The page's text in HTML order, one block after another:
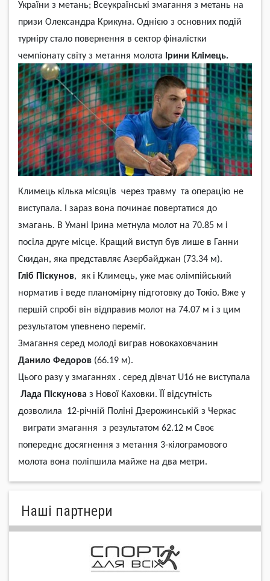
України з метань; Всеукраїнські змагання з метань на
призи Олександра Крикуна. Однією з основних подій
турніру стало повернення в сектор фіналістки
чемпіонату світу з метання молота
Ірини Клімець.
Климець кілька місяців через травму та операцію не
виступала.
зараз вона починає повертатися до
змагань. В Умані Ірина метнула молот на 70.85 м і
посіла друге місце. Кращий виступ був лише в Ганни
Скидан, яка представляє Азербайджан (73.34 м).
Гліб Піскунов, як і Климець, уже має олімпійський
норматив і веде планомірну підготовку до Токіо. Вже у
першій спробі він відправив молот на 74.07 м і з цим
результатом упевнено переміг.
Змагання серед молоді виграв новокаховчанин
Данило Федоров (66.19 м).
Цього разу у змаганнях . серед дівчат U16 не виступала
Лада Піскунова з Нової Каховки. ЇЇ відсутність
дозволила 12-річній Поліні Дзерожинській з Черкас
виграти змагання з результатом 62.12 м Своє
попереднє досягнення з метання 3-кілограмового
молота вона поліпшила майже на два метри.
Нашi партнери